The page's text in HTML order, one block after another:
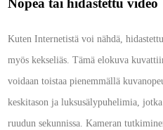
Nopea tai hidastettu video
Kuten Internetistä voi nähdä,
myös kekseliäs. Tämä elokuva
voidaan toistaa pienemmällä
keskitason ja luksusälypuhelimia,
ruudun sekunnissa. Kameran